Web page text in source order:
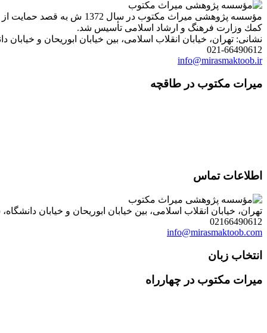
مؤسسه پژوهشی میراث
كمك وزارت فرهنگ و ارشاد اسلامی تأسیس شد.
نشانی: تهران، خیابان انقلاب اسلامی، بین خیابان ابوریحان و خیابان دانشگاه، شمارۀ 1182
021-66490612
info@mirasmaktoob.ir
میرات مکتوب در طاقچه
اطلاعات تماس
تهران، خیابان انقلاب اسلامی، بین خیابان ابوریحان و خیابان دانشگاه، شمارۀ 1182 (ساختمان فروردین)، طبقۀ دوم، واحد 8 ، روابط عمومی مؤسسه پژوهی میراث مکتوب؛
02166490612
info@mirasmaktoob.com
انتخاب زبان
میرات مکتوب در چهارراه